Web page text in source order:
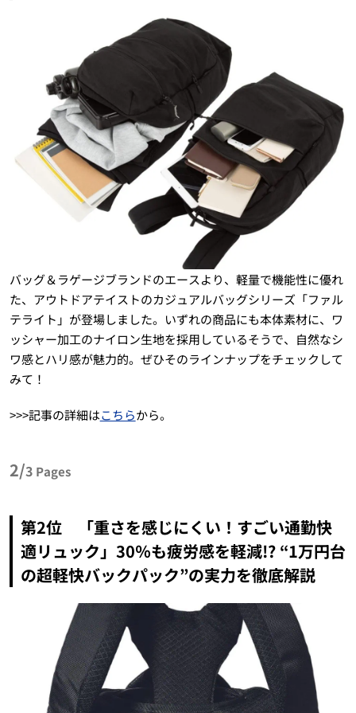
バッグ＆ラゲージブランドのエースより、軽量で機能性に優れ
た、アウトドアテイストのカジュアルバッグシリーズ「ファル
テライト」が登場しました。いずれの商品にも本体素材に、ワ
ッシャー加工のナイロン生地を採用しているそうで、自然なシ
ワ感とハリ感が魅力的。ぜひそのラインナップをチェックして
みて！
>>>記事の詳細はこちらから。
2/3 Pages
第2位 「重さを感じにくい！すごい通勤快
適リュック」30％も疲労感を軽減!? “1万円台
の超軽快バックパック”の実力を徹底解説